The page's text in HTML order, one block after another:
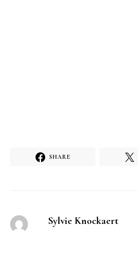
SHARE
Sylvie Knockaert